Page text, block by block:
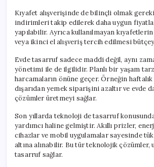
Kıyafet alışverişinde de bilinçli olmak
indirimleri takip edilerek daha uygun
yapılabilir. Ayrıca kullanılmayan
veya ikinci el alışveriş tercih edilmesi
Evde tasarruf sadece maddi değil, aynı
yönetimi ile de ilgilidir. Planlı bir yaşam
harcamaların önüne geçer. Örneğin
dışarıdan yemek siparişini azaltır ve evde
çözümler üretmeyi sağlar.
Son yıllarda teknoloji de tasarruf
yardımcı haline gelmiştir. Akıllı prizler,
cihazlar ve mobil uygulamalar sayesinde
altına alınabilir. Bu tür teknolojik çözümler,
tasarruf sağlar.